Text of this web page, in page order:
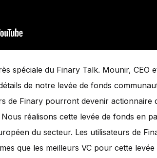
spéciale du Finary Talk. Mounir, CEO
de notre levée de fonds
de Finary pourront devenir actionnaire
réalisons cette levée de fonds en
du secteur. Les utilisateurs de
que les meilleurs VC pour cette levée